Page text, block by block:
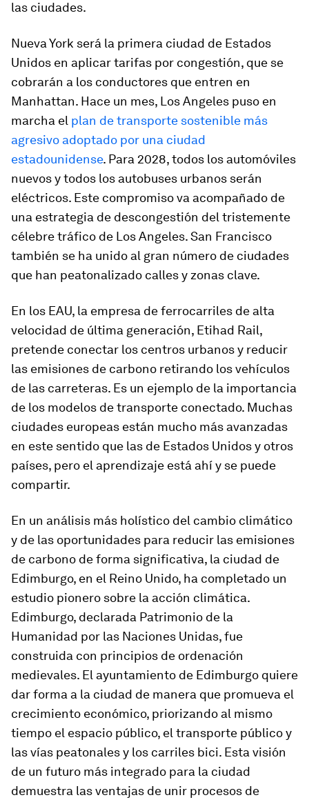
las ciudades.
Nueva York será la primera ciudad de Estados
Unidos en aplicar tarifas por congestión, que se
cobrarán a los conductores que entren en
Manhattan. Hace un mes, Los Angeles puso en
marcha el plan de transporte sostenible más
agresivo adoptado por una ciudad
estadounidense. Para 2028, todos los automóviles
nuevos y todos los autobuses urbanos serán
eléctricos. Este compromiso va acompañado de
una estrategia de descongestión del tristemente
célebre tráfico de Los Angeles. San Francisco
también se ha unido al gran número de ciudades
que han peatonalizado calles y zonas clave.
En los EAU, la empresa de ferrocarriles de alta
velocidad de última generación, Etihad Rail,
pretende conectar los centros urbanos y reducir
las emisiones de carbono retirando los vehículos
de las carreteras. Es un ejemplo de la importancia
de los modelos de transporte conectado. Muchas
ciudades europeas están mucho más avanzadas
en este sentido que las de Estados Unidos y otros
países, pero el aprendizaje está ahí y se puede
compartir.
En un análisis más holístico del cambio climático
y de las oportunidades para reducir las emisiones
de carbono de forma significativa, la ciudad de
Edimburgo, en el Reino Unido, ha completado un
estudio pionero sobre la acción climática.
Edimburgo, declarada Patrimonio de la
Humanidad por las Naciones Unidas, fue
construida con principios de ordenación
medievales. El ayuntamiento de Edimburgo quiere
dar forma a la ciudad de manera que promueva el
crecimiento económico, priorizando al mismo
tiempo el espacio público, el transporte público y
las vías peatonales y los carriles bici. Esta visión
de un futuro más integrado para la ciudad
demuestra las ventajas de unir procesos de